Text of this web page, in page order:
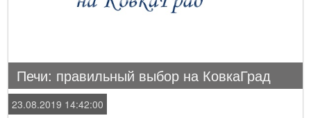
Печи: правильный выбор на КовкаГрад
23.08.2019 14:42:00